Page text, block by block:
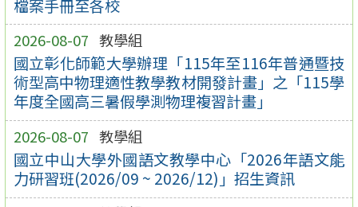
檔案手冊至各校
2026-08-07 教學組
國立彰化師範大學辦理「115年至116年普通暨技
術型高中物理適性教學教材開發計畫」之「115學
年度全國高三暑假學測物理複習計畫」
2026-08-07 教學組
國立中山大學外國語文教學中心「2026年語文能
力研習班(2026/09 ~ 2026/12)」招生資訊